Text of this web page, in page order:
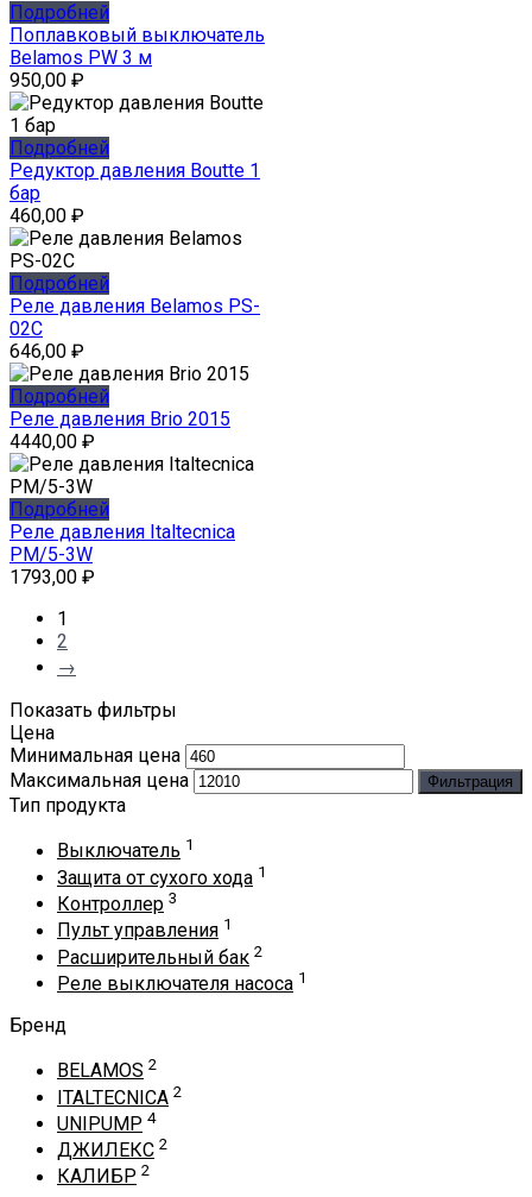
Подробней
Поплавковый выключатель
Belamos PW 3 м
950,00 ₽
Подробней
Редуктор давления Boutte 1
бар
460,00 ₽
Подробней
Реле давления Belamos PS-
02C
646,00 ₽
Подробней
Реле давления Brio 2015
4440,00 ₽
Подробней
Реле давления Italtecnica
РМ/5-3W
1793,00 ₽
1
2
→
Показать фильтры
Цена
Минимальная цена
Максимальная цена
Фильтрация
Тип продукта
Выключатель 1
Защита от сухого хода 1
Контроллер 3
Пульт управления 1
Расширительный бак 2
Реле выключателя насоса 1
Бренд
BELAMOS 2
ITALTECNICA 2
UNIPUMP 4
ДЖИЛЕКС 2
КАЛИБР 2